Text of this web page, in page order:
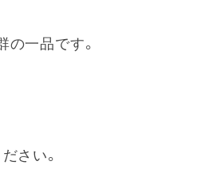
一品です。
さい。